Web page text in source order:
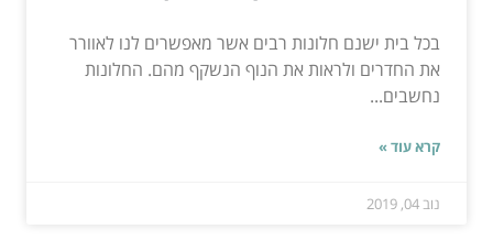
בכל בית ישנם חלונות רבים אשר מאפשרים לנו לאוורר
את החדרים ולראות את הנוף הנשקף מהם. החלונות
נחשבים...
קרא עוד »
נוב 04, 2019